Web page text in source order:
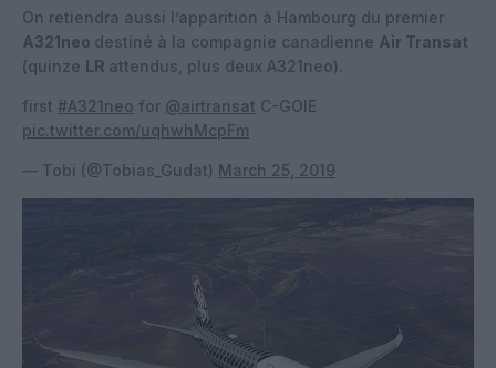
On retiendra aussi l’apparition à Hambourg du premier
A321neo destiné à la compagnie canadienne Air Transat
(quinze LR attendus, plus deux A321neo).
first #A321neo for @airtransat C-GOIE
pic.twitter.com/uqhwhMcpFm
— Tobi (@Tobias_Gudat) March 25, 2019